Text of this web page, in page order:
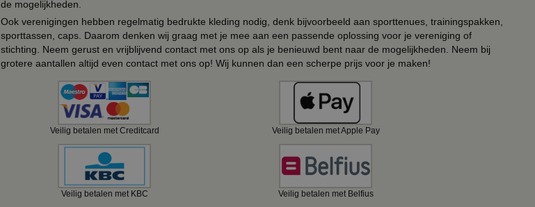
de mogelijkheden.
Ook verenigingen hebben regelmatig bedrukte kleding nodig, denk bijvoorbeeld aan sporttenues, trainingspakken,
sporttassen, caps. Daarom denken wij graag met je mee aan een passende oplossing voor je vereniging of
stichting. Neem gerust en vrijblijvend contact met ons op als je benieuwd bent naar de mogelijkheden. Neem bij
grotere aantallen altijd even contact met ons op! Wij kunnen dan een scherpe prijs voor je maken!
Veilig betalen met Creditcard Veilig betalen met Apple Pay
Veilig betalen met KBC Veilig betalen met Belfius